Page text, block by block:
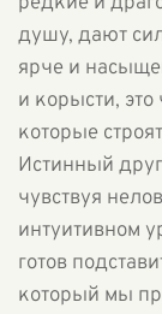
душу, дают
ярче и
и корысти,
которые
Истинный
чувствуя
интуитивном
готов
который мы